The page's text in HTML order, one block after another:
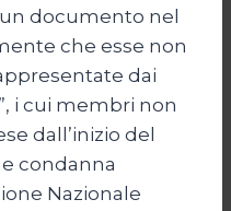
documento nel
che esse non
dai
i cui membri non
dall’inizio del
condanna
Nazionale